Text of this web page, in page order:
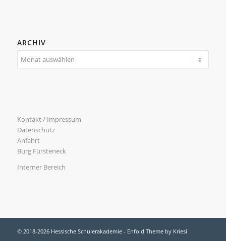
ARCHIV
Kontakt / Impressum
Datenschutz
Anfahrt
Burg Fürsteneck
Interner Bereich
© 2018-2026 Hessische Schülerakademie - Enfold Theme by Kriesi